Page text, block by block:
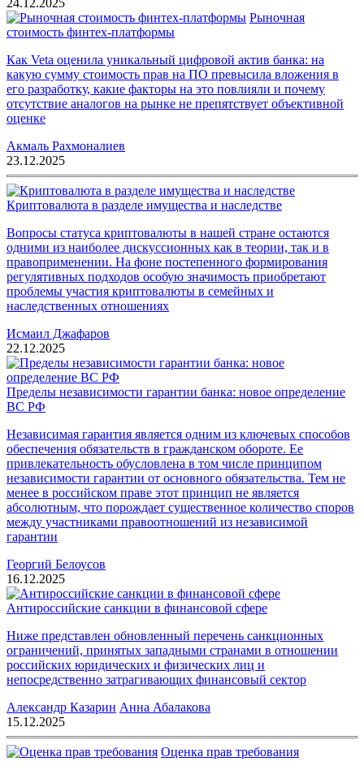
24.12.2025
Рыночная
стоимость финтех-платформы
Как Veta оценила уникальный цифровой актив банка: на
какую сумму стоимость прав на ПО превысила вложения в
его разработку, какие факторы на это повлияли и почему
отсутствие аналогов на рынке не препятствует объективной
оценке
Акмаль Рахмоналиев
23.12.2025
Криптовалюта в разделе имущества и наследстве
Вопросы статуса криптовалюты в нашей стране остаются
одними из наиболее дискуссионных как в теории, так и в
правоприменении. На фоне постепенного формирования
регулятивных подходов особую значимость приобретают
проблемы участия криптовалюты в семейных и
наследственных отношениях
Исмаил Джафаров
22.12.2025
Пределы независимости гарантии банка: новое определение
ВС РФ
Независимая гарантия является одним из ключевых способов
обеспечения обязательств в гражданском обороте. Ее
привлекательность обусловлена в том числе принципом
независимости гарантии от основного обязательства. Тем не
менее в российском праве этот принцип не является
абсолютным, что порождает существенное количество споров
между участниками правоотношений из независимой
гарантии
Георгий Белоусов
16.12.2025
Антироссийские санкции в финансовой сфере
Ниже представлен обновленный перечень санкционных
ограничений, принятых западными странами в отношении
российских юридических и физических лиц и
непосредственно затрагивающих финансовый сектор
Александр Казарин Анна Абалакова
15.12.2025
Оценка прав требования